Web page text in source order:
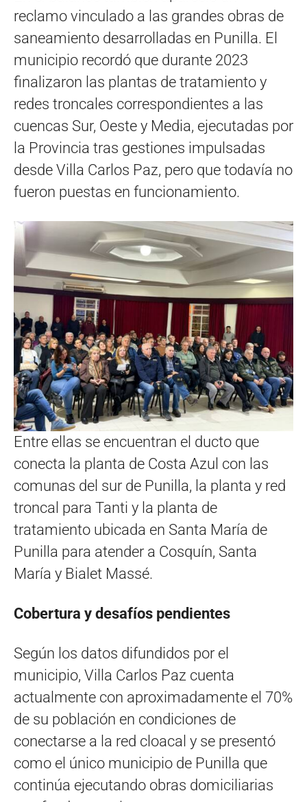
reclamo vinculado a las grandes obras de
saneamiento desarrolladas en Punilla. El
municipio recordó que durante 2023
finalizaron las plantas de tratamiento y
redes troncales correspondientes a las
cuencas Sur, Oeste y Media, ejecutadas por
la Provincia tras gestiones impulsadas
desde Villa Carlos Paz, pero que todavía no
fueron puestas en funcionamiento.
Entre ellas se encuentran el ducto que
conecta la planta de Costa Azul con las
comunas del sur de Punilla, la planta y red
troncal para Tanti y la planta de
tratamiento ubicada en Santa María de
Punilla para atender a Cosquín, Santa
María y Bialet Massé.
Cobertura y desafíos pendientes
Según los datos difundidos por el
municipio, Villa Carlos Paz cuenta
actualmente con aproximadamente el 70%
de su población en condiciones de
conectarse a la red cloacal y se presentó
como el único municipio de Punilla que
continúa ejecutando obras domiciliarias